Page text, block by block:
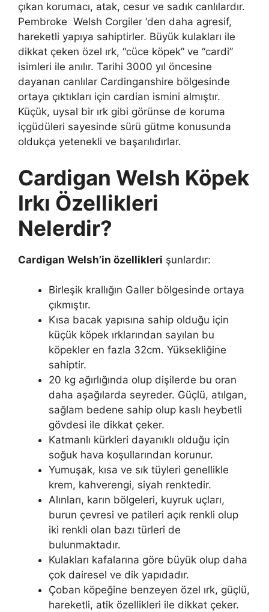
çıkan korumacı, atak, cesur ve sadık canlılardır.
Pembroke Welsh Corgiler ‘den daha agresif,
hareketli yapıya sahiptirler. Büyük kulakları ile
dikkat çeken özel ırk, “cüce köpek” ve “cardi”
isimleri ile anılır. Tarihi 3000 yıl öncesine
dayanan canlılar Cardinganshire bölgesinde
ortaya çıktıkları için cardian ismini almıştır.
Küçük, uysal bir ırk gibi görünse de koruma
içgüdüleri sayesinde sürü gütme konusunda
oldukça yetenekli ve başarılıdırlar.
Cardigan Welsh Köpek
Irkı Özellikleri
Nelerdir?
Cardigan Welsh’in özellikleri şunlardır:
Birleşik krallığın Galler bölgesinde ortaya
çıkmıştır.
Kısa bacak yapısına sahip olduğu için
küçük köpek ırklarından sayılan bu
köpekler en fazla 32cm. Yüksekliğine
sahiptir.
20 kg ağırlığında olup dişilerde bu oran
daha aşağılarda seyreder. Güçlü, atılgan,
sağlam bedene sahip olup kaslı heybetli
gövdesi ile dikkat çeker.
Katmanlı kürkleri dayanıklı olduğu için
soğuk hava koşullarından korunur.
Yumuşak, kısa ve sık tüyleri genellikle
krem, kahverengi, siyah renktedir.
Alınları, karın bölgeleri, kuyruk uçları,
burun çevresi ve patileri açık renkli olup
iki renkli olan bazı türleri de
bulunmaktadır.
Kulakları kafalarına göre büyük olup daha
çok dairesel ve dik yapıdadır.
Çoban köpeğine benzeyen özel ırk, güçlü,
hareketli, atik özellikleri ile dikkat çeker.